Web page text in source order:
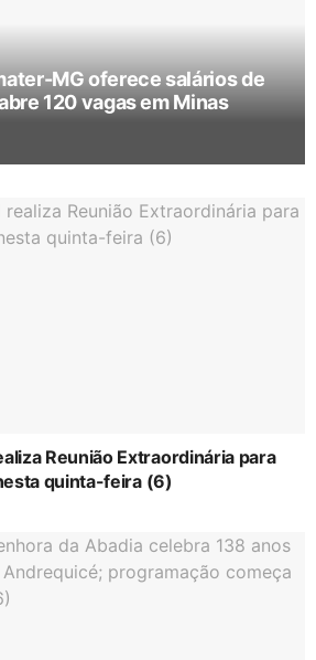
MG oferece salários de
120 vagas em Minas
Reunião Extraordinária para
quinta-feira (6)